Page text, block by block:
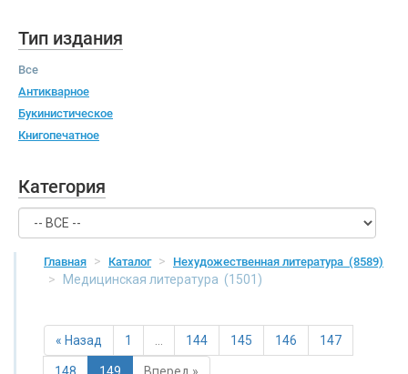
Тип издания
Все
Антикварное
Букинистическое
Книгопечатное
Категория
Главная Каталог Нехудожественная литература (8589)
Медицинская литература (1501)
« Назад 1 … 144 145 146 147